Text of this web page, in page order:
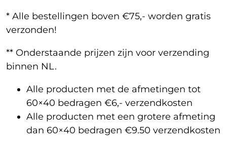
* Alle bestellingen boven €75,- worden gratis
verzonden!
** Onderstaande prijzen zijn voor verzending
binnen NL.
Alle producten met de afmetingen tot
60×40 bedragen €6,- verzendkosten
Alle producten met een grotere afmeting
dan 60×40 bedragen €9.50 verzendkosten